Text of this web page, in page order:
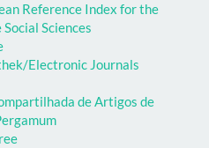
Reference Index for the
Sciences
Electronic Journals
de Artigos de